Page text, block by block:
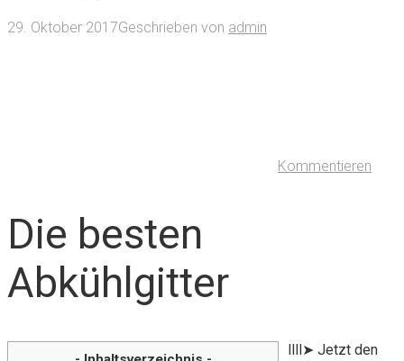
29. Oktober 2017Geschrieben von admin
Kommentieren
Die besten
Abkühlgitter
llll➤ Jetzt den